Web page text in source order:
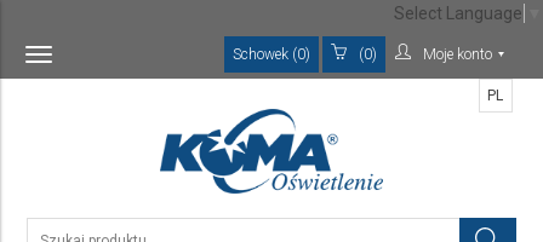
Toggle
navigation
Schowek (0) (0) Moje konto
PL
Select Language